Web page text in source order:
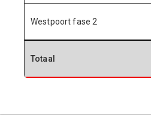
Westpoort fase 2
Totaal